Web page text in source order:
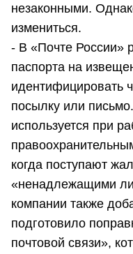
незаконными.
измениться.
- В «Почте России»
паспорта на
идентифицировать
посылку или
используется при
когда поступают
«ненадлежащими
компании также
подготовило
почтовой связи»,